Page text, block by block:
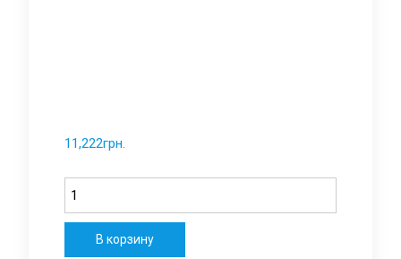
11,222грн.
Количество
В корзину